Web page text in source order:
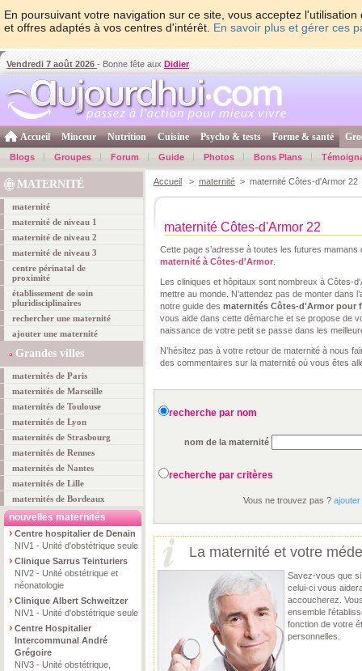
En poursuivant votre navigation sur ce site, vous acceptez
et offres adaptés à vos centres d'intérêt. En savoir plus et gérer ces
Vendredi 7 août 2026 - Bonne fête aux Didier
Accueil Minceur Nutrition Cuisine Psycho & tests Forme & santé
Blogs Groupes Forum Guide Photos Bons Plans
MATERNITÉ
maternité
maternité de niveau 1
maternité de niveau 2
maternité de niveau 3
centre périnatal de
proximité
établissement de soin
pluridisciplinaires
rechercher une maternité
ajouter une maternité
Grandes villes
maternités de Paris
maternités de Marseille
maternités de Toulouse
maternités de Lyon
maternités de Strasbourg
maternités de Rennes
maternités de Nantes
maternités de Lille
maternités de Bordeaux
nouvelles maternités
Centre hospitalier de Denain
NIV1 - Unité d'obstétrique seule
Clinique Sarrus Teinturiers
NIV2 - Unité obstétrique et
néonatologie
Clinique Albert Schweitzer
NIV1 - Unité d'obstétrique seule
Centre Hospitalier
Intercommunal André
Grégoire
NIV3 - Unité obstétrique,
Accueil > maternité > maternité Côtes-d'Armor 22
maternité Côtes-d'Armor 22
Cette page s’adresse à toutes les futures mamans
maternité à Côtes-d'Armor
Les cliniques et hôpitaux sont nombreux à Côtes-
mettre au monde. N’attendez pas de monter dans
notre guide des maternités Côtes-d'Armor pour
vous aide dans cette démarche et se propose de
naissance de votre petit se passe dans les
N’hésitez pas à votre retour de maternité à nous
des commentaires sur la maternité où vous êtes
recherche par nom
nom de la maternité
recherche par critères
Vous ne trouvez pas ?
La maternité et votre
Savez-vous que
celui-ci vous
accoucherez.
ensemble
fonction de votre
personnelles.